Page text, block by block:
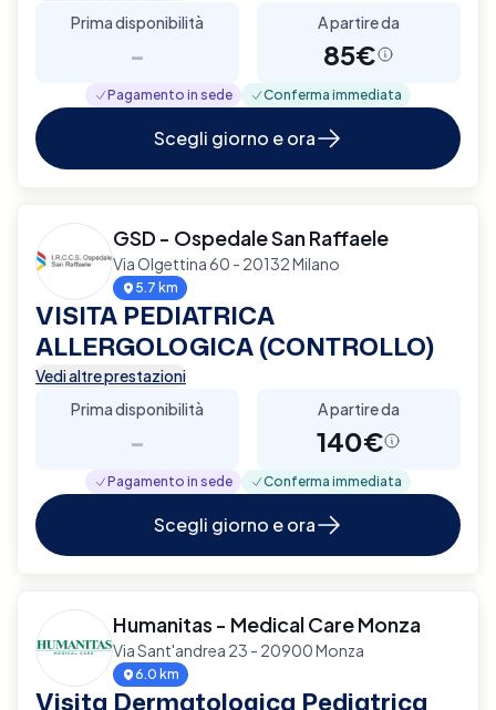
Prima disponibilità
-
A partire da
85€
Pagamento in sede Conferma immediata
Scegli giorno e ora
GSD - Ospedale San Raffaele
Via Olgettina 60 - 20132 Milano
5.7 km
VISITA PEDIATRICA
ALLERGOLOGICA (CONTROLLO)
Vedi altre prestazioni
Prima disponibilità
-
A partire da
140€
Pagamento in sede Conferma immediata
Scegli giorno e ora
Humanitas - Medical Care Monza
Via Sant'andrea 23 - 20900 Monza
6.0 km
Visita Dermatologica Pediatrica